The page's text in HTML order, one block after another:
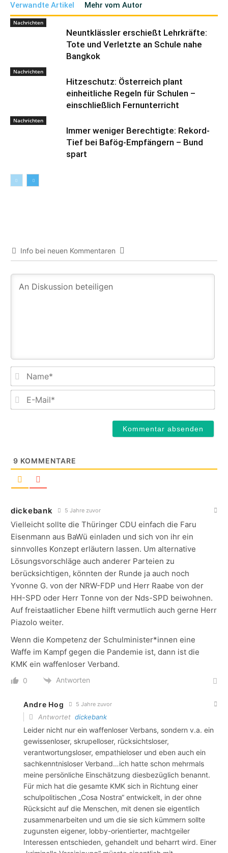
Verwandte Artikel Mehr vom Autor
Nachrichten
Neuntklässler erschießt Lehrkräfte:
Tote und Verletzte an Schule nahe
Bangkok
Nachrichten
Hitzeschutz: Österreich plant
einheitliche Regeln für Schulen –
einschließlich Fernunterricht
Nachrichten
Immer weniger Berechtigte: Rekord-
Tief bei Bafög-Empfängern – Bund
spart
Info bei neuen Kommentaren
E-
9 KOMMENTARE
dickebank 5 Jahre zuvor
Vielleicht sollte die Thüringer CDU einfach die Faru
Eisenmann aus BaWü einladen und sich von ihr ein
sinnvolles Konzept erläutern lassen. Um alternative
Lösungsvorschläge auch anderer Parteien zu
berücksichtigen, könnten der Runde ja auch noch
Yvonne G. von der NRW-FDP und Herr Raabe von der
HH-SPD oder Herr Tonne von der Nds-SPD beiwohnen.
Auf freistaatlicher Ebene hilft vermutlich auch gerne Herr
Piazolo weiter.
Wenn die Kompetenz der Schulminister*innen eine
Waffe im Kampf gegen die Pandemie ist, dann ist die
KMK ein waffenloser Verband.
0 Antworten
Andre Hog 5 Jahre zuvor
Antwortet dickebank
Leider nicht nur ein waffenloser Verbans, sondern v.a. ein
gewissenloser, skrupelloser, rücksichtsloser,
verantwortungsloser, empathieloser und eben auch ein
sachkenntnisloser Verband…ich hatte schon mehrmals
meine persönliche Einschätzung diesbezüglich benannt.
Für mich hat die gesamte KMK sich in Richtung einer
schulpolitischen „Cosa Nostra“ entwickelt, in der ohne
Rücksicht auf die Menschen, mit denen sie eigentlich
zusammenarbeiten und um die sie sich kümmern sollte
zugunsten eigener, lobby-orientierter, machtgeiler
Interessen entschieden, gehandelt und beharrt wird. Einer